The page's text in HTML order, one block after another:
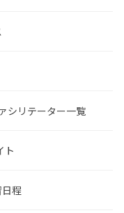
シリテーター一覧
ト
程